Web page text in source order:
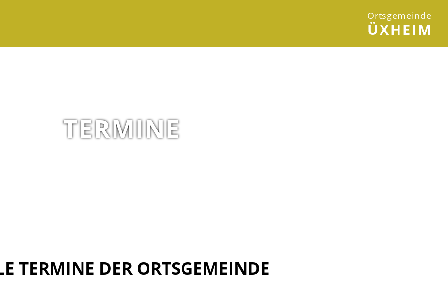
Ortsgemeinde
ÜXHEIM
TERMINE
TERMINE DER ORTSGEMEINDE